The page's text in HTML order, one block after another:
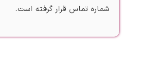
شماره تماس قرار گرفته است.